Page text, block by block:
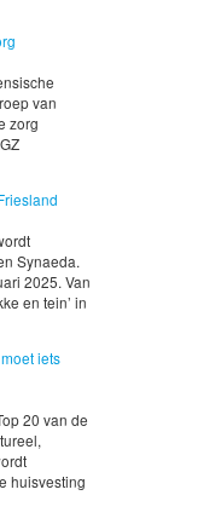
van
zorg
Synaeda.
2025. Van
en tein’ in
iets
20 van de
huisvesting